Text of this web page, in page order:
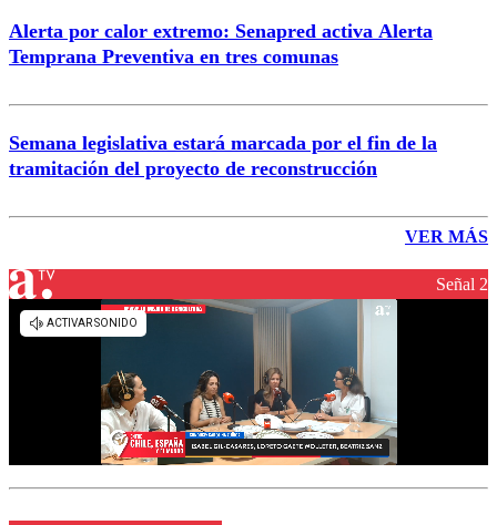
Alerta por calor extremo: Senapred activa Alerta
Temprana Preventiva en tres comunas
Semana legislativa estará marcada por el fin de la
tramitación del proyecto de reconstrucción
VER MÁS
Señal 2